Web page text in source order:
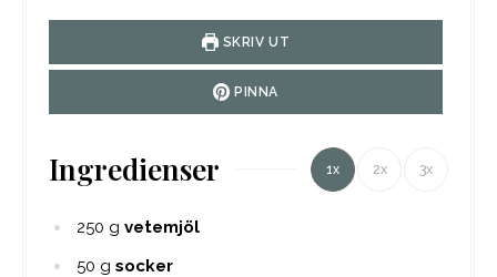
SKRIV UT
PINNA
Ingredienser 1x 2x 3x
250 g vetemjöl
50 g socker